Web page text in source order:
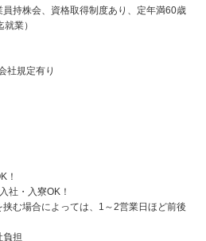
持株会、資格取得制度あり、定年満60歳
業）
社規定有り
！
社・入寮OK！
む場合によっては、1～2営業日ほど前後
負担